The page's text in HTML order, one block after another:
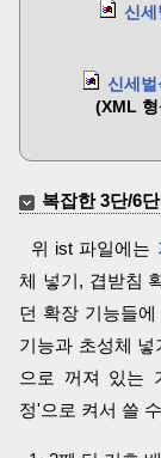
신
신세
(XML
복잡한 3단/6
위 ist 파일에는
체 넣기, 겹받침
던 확장 기능들
기능과 초성체
으로 꺼져 있는
정'으로 켜서 쓸